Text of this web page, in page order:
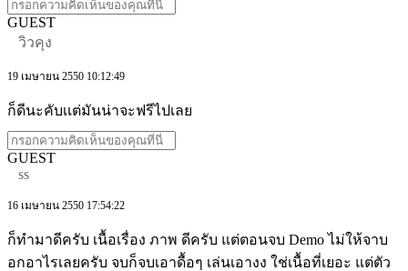
GUEST
วิวคุง
19 เมษายน 2550 10:12:49
ก็ดีนะคับเเต่มันน่าจะฟรีไปเลย
GUEST
ss
16 เมษายน 2550 17:54:22
ก็ทำมาดีครับ เนื้อเรื่อง ภาพ ดีครับ แต่ตอนจบ Demo ไม่ให้จาบ
อกอาไรเลยครับ จบก็จบเอาดื้อๆ เล่นเอางง ใช่เนื้อที่เยอะ แต่ตัว